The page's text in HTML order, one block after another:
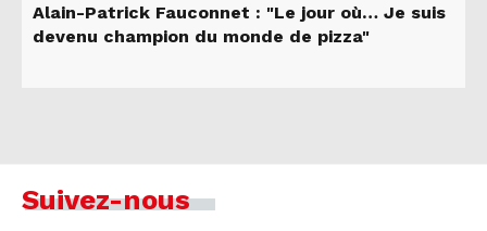
Alain-Patrick Fauconnet : "Le jour où… Je suis
devenu champion du monde de pizza"
Suivez-nous